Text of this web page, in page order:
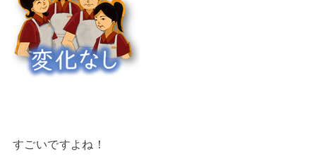
すごいですよね！